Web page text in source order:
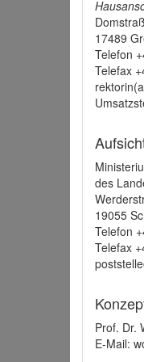
17489
Telefon
Telefax
des
19055
Telefon
Telefax
Prof. Dr.
E-Mail: